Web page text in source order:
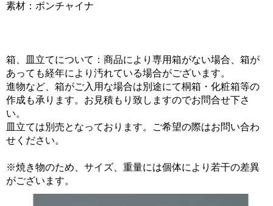
素材：ボンチャイナ
箱、皿立てについて：商品により専用箱がない場合、箱が
あっても経年により汚れている場合がございます。
進物など、箱がご入用な場合は別途にて桐箱・化粧箱等の
作成も承ります。お見積もり致しますのでお問合せ下さ
い。
皿立ては別売となっております。ご希望の際はお問い合わ
せください。
※焼き物のため、サイズ、重量には個体により若干の差異
がございます。